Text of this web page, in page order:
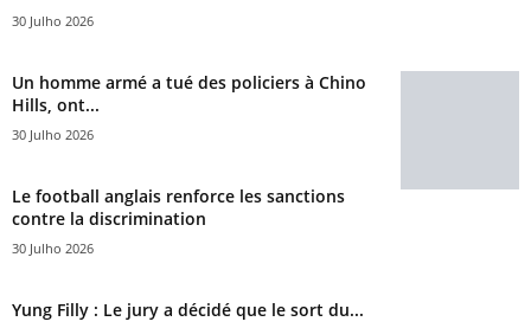
30 Julho 2026
Un homme armé a tué des policiers à Chino
Hills, ont...
30 Julho 2026
Le football anglais renforce les sanctions
contre la discrimination
30 Julho 2026
Yung Filly : Le jury a décidé que le sort du...